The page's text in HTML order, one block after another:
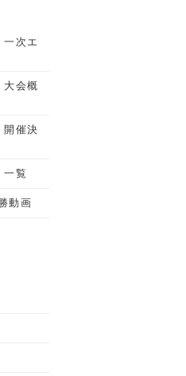
次エ
会概
催決
覧
動画